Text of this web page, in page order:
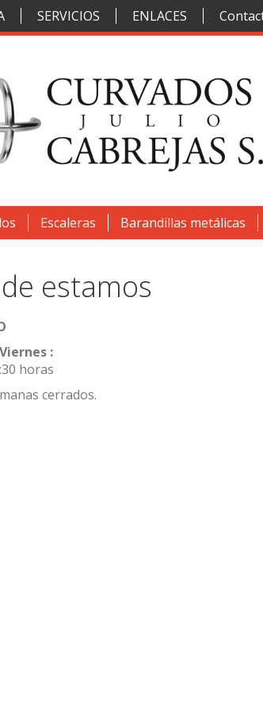
SERVICIOS ENLACES
Escaleras Barandillas metálicas
estamos
:
horas
cerrados.